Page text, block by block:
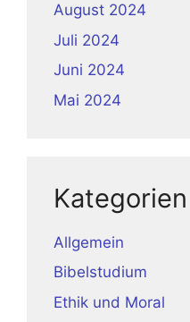
August 2024
Juli 2024
Juni 2024
Mai 2024
Kategorien
Allgemein
Bibelstudium
Ethik und Moral